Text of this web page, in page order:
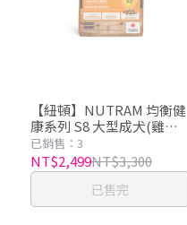
【紐頓】NUTRAM 均衡健
康系列 S8 大型成犬(雞肉
蘋果)11.4kg
已銷售：3
NT$2,499NT$3,300
已售完